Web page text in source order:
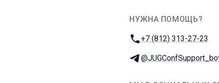
НУЖНА ПОМОЩЬ?
Телефон:
+7 (812) 313-27-23
Телеграм: